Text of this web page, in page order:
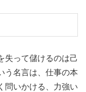
失って儲けるのは己
う名言は、仕事の本
問いかける、力強い